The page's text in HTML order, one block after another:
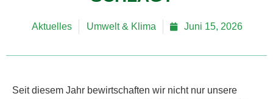
Aktuelles Umwelt & Klima Juni 15, 2026
Seit diesem Jahr bewirtschaften wir nicht nur unsere